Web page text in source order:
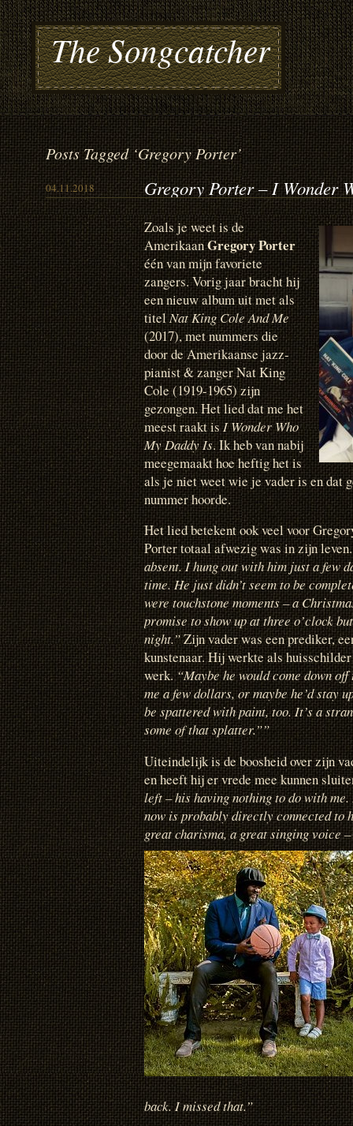
The Songcatcher
Posts Tagged ‘Gregory Porter’
04.11.2018 Gregory Porter – I Wonder
Zoals je weet is de
AmerikaanGregory Porter
één van mijn favoriete
zangers. Vorig jaar bracht hij
een nieuw album uit met als
titelNat King Cole And Me
(2017), met nummers die
door de Amerikaanse jazz-
pianist & zanger Nat King
Cole (1919-1965) zijn
gezongen. Het lied dat me het
meest raakt isI Wonder Who
My Daddy Is. Ik heb van nabij
meegemaakt hoe heftig het is
als je niet weet wie je vader is en dat
nummer hoorde.
Het lied betekent ook veel voor
Porter totaal afwezig was in zijn
absent. I hung out with him just a few
time. He just didn’t seem to be
were touchstone moments – a
promise to show up at three o’clock
night.”Zijn vader was een prediker,
kunstenaar. Hij werkte als
werk.“Maybe he would come down
me a few dollars, or maybe he’d stay
be spattered with paint, too. It’s a
some of that splatter.””
Uiteindelijk is de boosheid over zijn
en heeft hij er vrede mee kunnen
left – his having nothing to do with
now is probably directly connected to
great charisma, a great singing voice –
back. I missed that.”